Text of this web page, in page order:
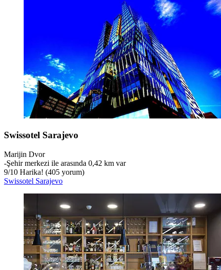
Swissotel Sarajevo
Marijin Dvor
‐Şehir merkezi ile arasında 0,42 km var
9/10 Harika! (405 yorum)
Swissotel Sarajevo